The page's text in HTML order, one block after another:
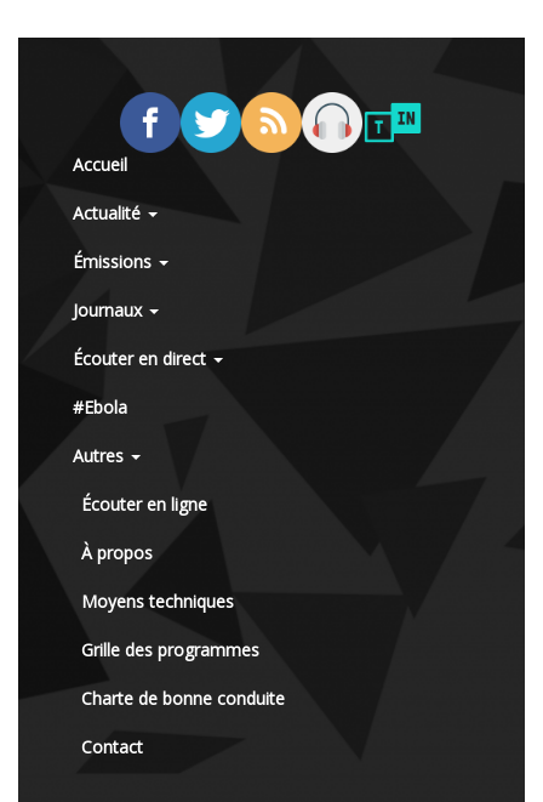
Accueil
Actualité
Émissions
Journaux
Écouter en direct
#Ebola
Autres
Écouter en ligne
À propos
Moyens techniques
Grille des programmes
Charte de bonne conduite
Contact